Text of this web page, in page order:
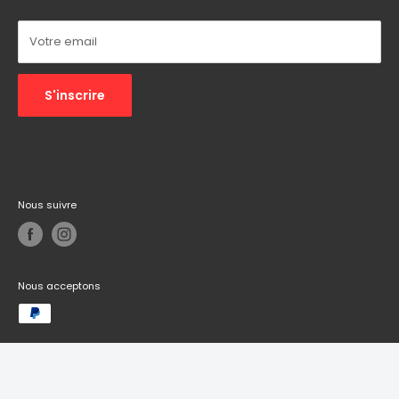
Votre email
S'inscrire
Nous suivre
Nous acceptons